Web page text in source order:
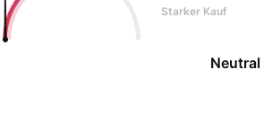
Starker Kauf
Neutral